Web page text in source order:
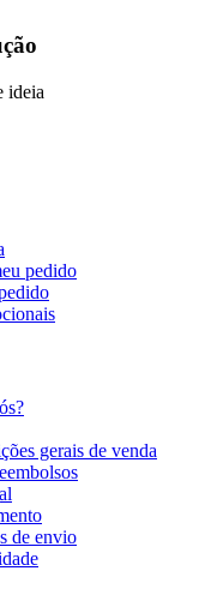
ideia
pedido
gerais de venda
de envio